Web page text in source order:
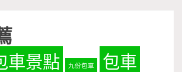
車景點 九份包車 包車